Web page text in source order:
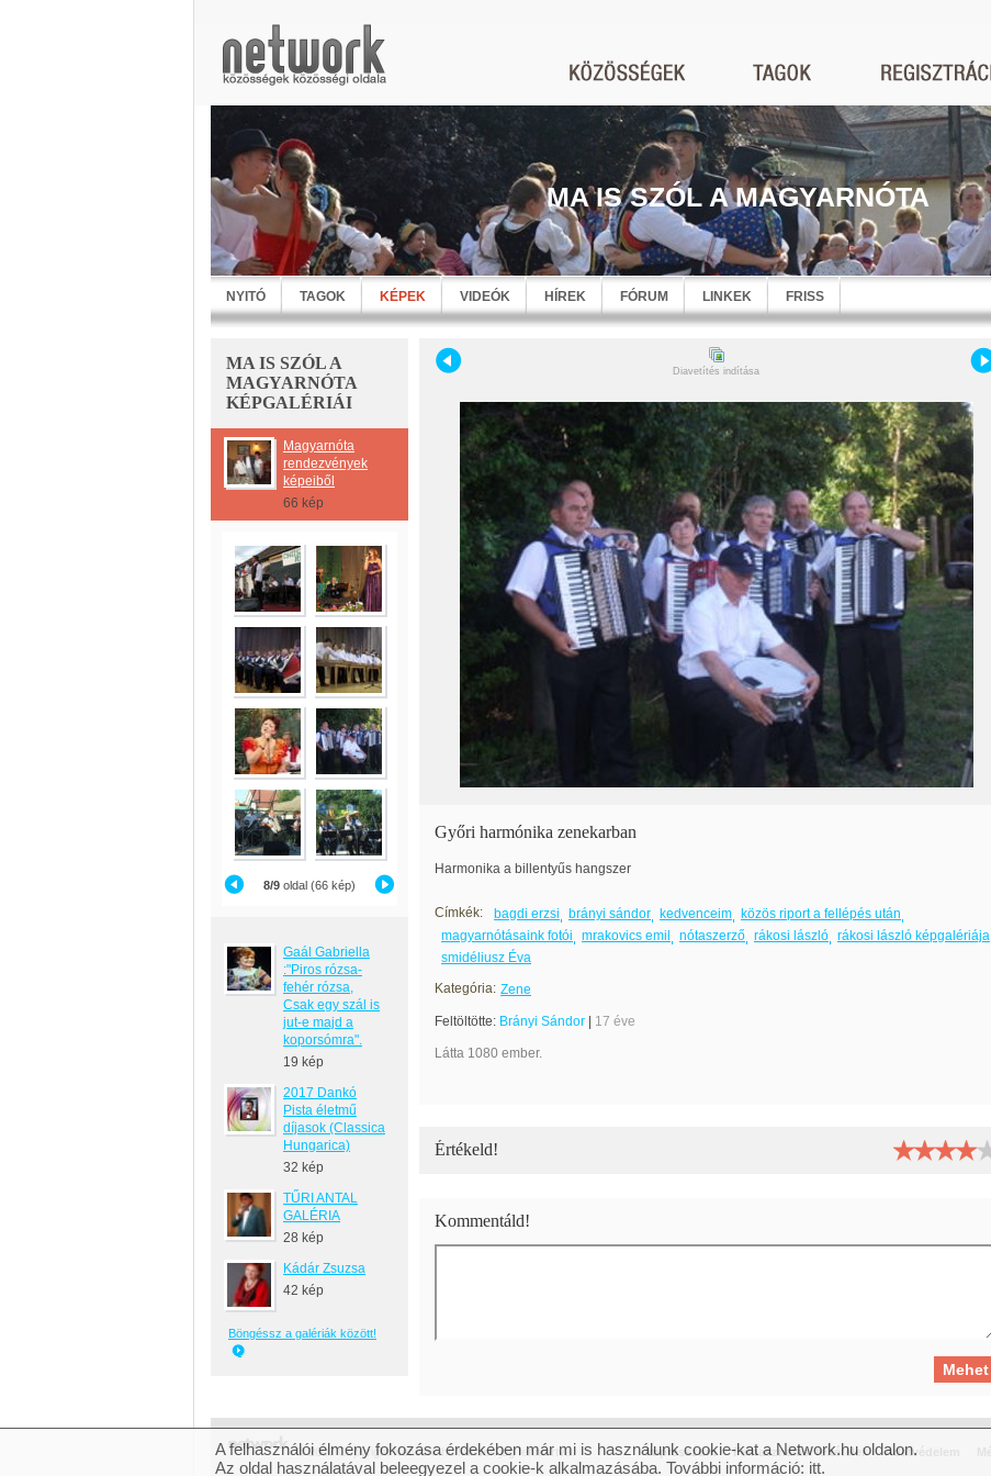
MA IS SZÓL A MAGYARNÓTA
NYITÓ TAGOK KÉPEK VIDEÓK HÍREK FÓRUM LINKEK FRISS
MA IS SZÓL A
MAGYARNÓTA
KÉPGALÉRIÁI
Magyarnóta
rendezvények
képeiből
66 kép
8/9 oldal (66 kép)
Gaál Gabriella
:"Piros rózsa-
fehér rózsa,
Csak egy szál is
jut-e majd a
koporsómra".
19 kép
2017 Dankó
Pista életmű
díjasok (Classica
Hungarica)
32 kép
TŰRI ANTAL
GALÉRIA
28 kép
Kádár Zsuzsa
42 kép
Böngéssz a galériák között!
Diavetítés indítása
Győri harmónika zenekarban
Harmonika a billentyűs hangszer
Címkék: bagdi erzsi brányi sándor kedvenceim
közös riport a fellépés után
magyarnótásaink fotói
mrakovics emil nótaszerző rákosi lászló rákosi lászló képgalériája
smidéliusz Éva
Kategória: Zene
Feltöltötte: Brányi Sándor 17 éve
Látta 1080 ember.
Értékeld!
Kommentáld!
© 2007 Copyright Network.hu Minden jog fenntartva. Impresszum Felhasználási feltételek Adatvédelem
A felhasználói élmény fokozása érdekében már mi is használunk cookie-kat a Network.hu oldalon.
Az oldal használatával beleegyezel a cookie-k alkalmazásába. További információ: itt.